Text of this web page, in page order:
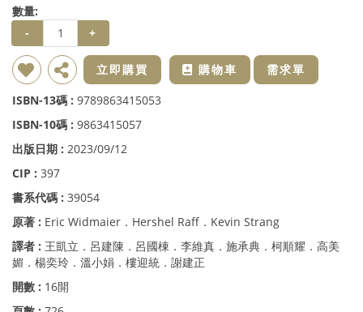
數量:
-
+
新增到收藏夾 分享 立即購買 購物車
需求單
ISBN-13碼 : 9789863415053
ISBN-10碼 : 9863415057
出版日期 : 2023/09/12
CIP : 397
書系代碼 : 39054
原著 : Eric Widmaier．Hershel Raff．Kevin Strang
譯者 : 王凱立．呂建陳．呂國棟．李維真．施承典．柯順耀．高美
媚．楊奕玲．溫小娟．樓迎統．謝建正
開數 : 16開